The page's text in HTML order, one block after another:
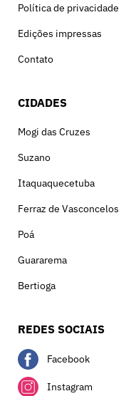
Política de privacidade
Edições impressas
Contato
CIDADES
Mogi das Cruzes
Suzano
Itaquaquecetuba
Ferraz de Vasconcelos
Poá
Guararema
Bertioga
REDES SOCIAIS
Facebook
Instagram